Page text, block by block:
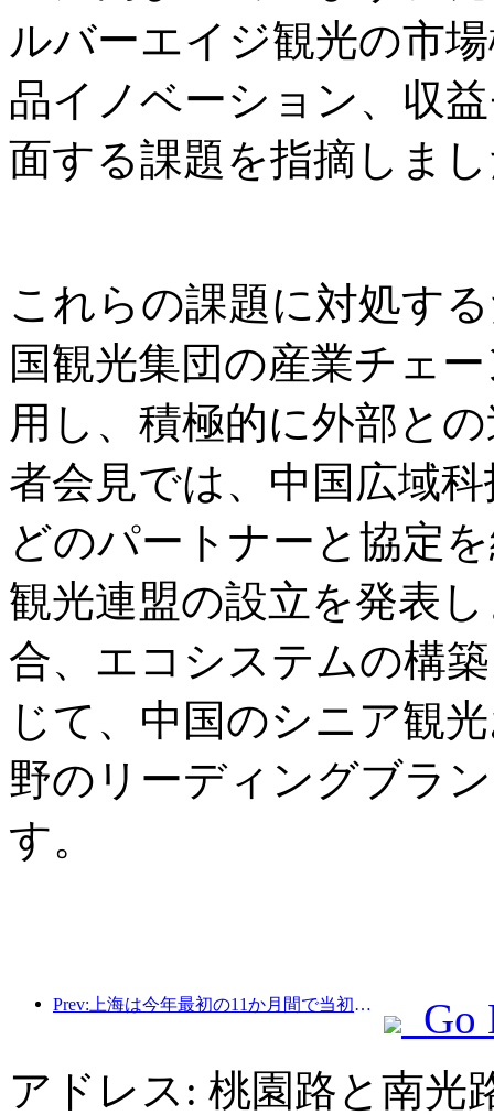
ルバーエイジ観光の市
品イノベーション、収
面する課題を指摘しま
これらの課題に対処す
国観光集団の産業チェ
用し、積極的に外部と
者会見では、中国広域
どのパートナーと協定
観光連盟の設立を発表
合、エコシステムの構
じて、中国のシニア観
野のリーディングブラ
す。
Prev:上海は今年最初の11か月間で当初の予想を上回る828万2千人の観光客を受け入れた。
Go
アドレス: 桃園路と南光